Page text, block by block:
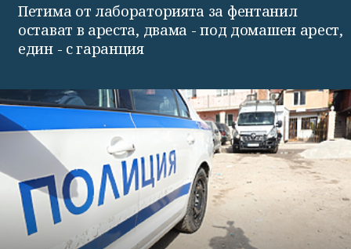
Петима от лабораторията за фентанил
остават в ареста, двама - под домашен арест,
един - с гаранция